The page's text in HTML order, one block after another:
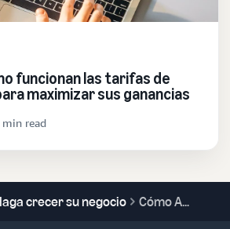
funcionan las tarifas de
maximizar sus ganancias
read
crecer su negocio Cómo Amazon FBA facilita la venta de productos de alto valor